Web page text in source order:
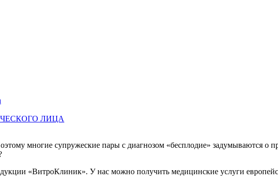
ЛИЦА
многие супружеские пары с диагнозом «бесплодие» задумываются о
«ВитроКлиник». У нас можно получить медицинские услуги